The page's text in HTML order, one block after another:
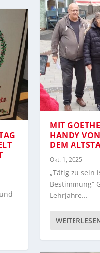
:
D
MIT
HANDY
DEM
Okt. 1, 2025
„Tätig zu sein
Bestimmung“
Lehrjahre...